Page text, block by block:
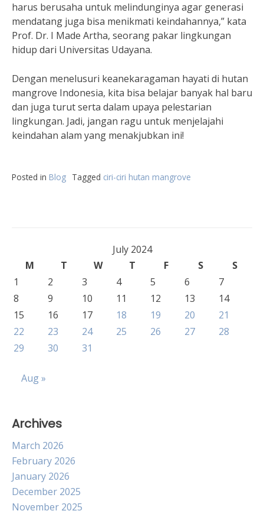
harus berusaha untuk melindunginya agar generasi
mendatang juga bisa menikmati keindahannya,” kata
Prof. Dr. I Made Artha, seorang pakar lingkungan
hidup dari Universitas Udayana.
Dengan menelusuri keanekaragaman hayati di hutan
mangrove Indonesia, kita bisa belajar banyak hal baru
dan juga turut serta dalam upaya pelestarian
lingkungan. Jadi, jangan ragu untuk menjelajahi
keindahan alam yang menakjubkan ini!
Posted in Blog Tagged ciri-ciri hutan mangrove
July 2024
M
T W T F S
S
1
2 3 4 5 6
7
8
9 10 11 12 13
14
15
16 17 18 19 20
21
22
23 24 25 26 27
28
29
30 31
Aug »
Archives
March 2026
February 2026
January 2026
December 2025
November 2025